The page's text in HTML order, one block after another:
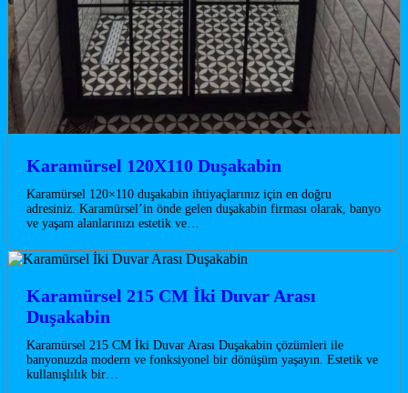
Karamürsel 120X110 Duşakabin
Karamürsel 120×110 duşakabin ihtiyaçlarınız için en doğru
adresiniz. Karamürsel’in önde gelen duşakabin firması olarak, banyo
ve yaşam alanlarınızı estetik ve…
Karamürsel 215 CM İki Duvar Arası
Duşakabin
Karamürsel 215 CM İki Duvar Arası Duşakabin çözümleri ile
banyonuzda modern ve fonksiyonel bir dönüşüm yaşayın. Estetik ve
kullanışlılık bir…